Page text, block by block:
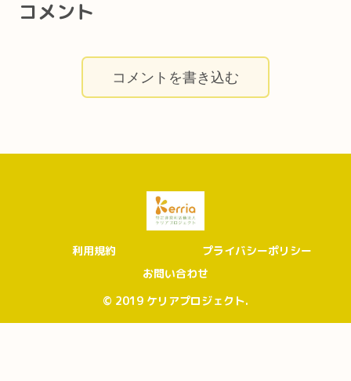
コメント
コメントを書き込む
利用規約
プライバシーポリシー
お問い合わせ
© 2019 ケリアプロジェクト.